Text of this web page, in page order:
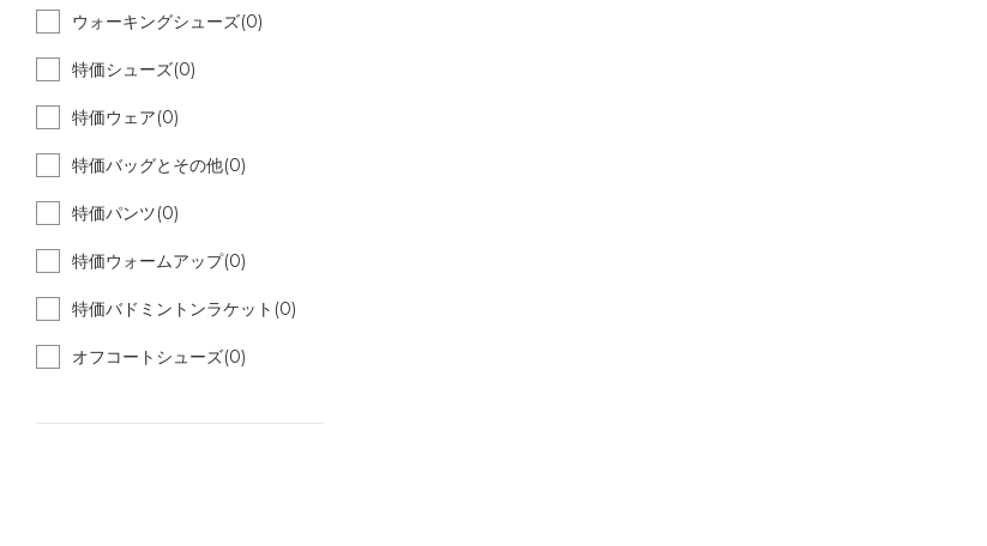
ウォーキングシューズ(0)
特価シューズ(0)
特価ウェア(0)
特価バッグとその他(0)
特価パンツ(0)
特価ウォームアップ(0)
特価バドミントンラケット(0)
オフコートシューズ(0)